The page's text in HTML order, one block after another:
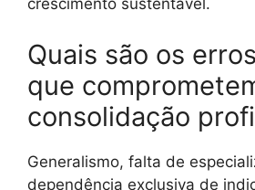
crescimento sustentável.
Quais são os
que
consolidação
Generalismo, falta de
dependência exclusiva de